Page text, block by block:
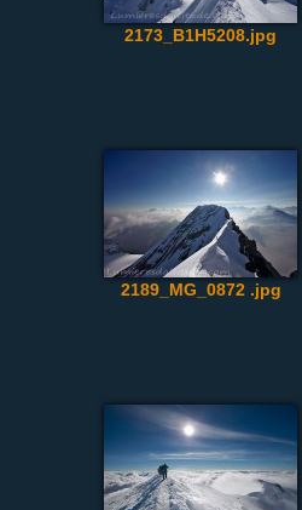
2173_B1H5208.jpg
2189_MG_0872 .jpg